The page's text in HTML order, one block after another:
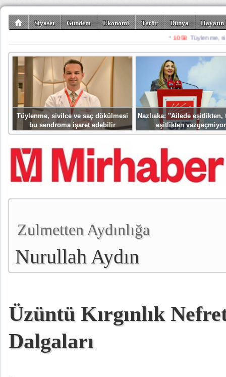
Siyaset Gündem Ekonomi Terör Dünya
Spor Misafir
Tüylenme, sivilce ve saç dökülmesi
bu sendroma işaret edebilir
Nazlıaka: ''Ailede eşitlikten,
eşitlikten
Zulmetten Aydınlığa
Nurullah Aydın
Üzüntü Kırgınlık
Dalgaları